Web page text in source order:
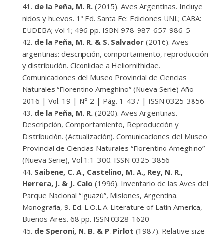
de la Peña, M. R. (2015). Aves Argentinas. Incluye
nidos y huevos. 1º Ed. Santa Fe: Ediciones UNL; CABA:
EUDEBA; Vol 1; 496 pp. ISBN 978-987-657-986-5
de la Peña, M. R. & S. Salvador (2016). Aves
argentinas: descripción, comportamiento, reproducción
y distribución. Ciconiidae a Heliornithidae.
Comunicaciones del Museo Provincial de Ciencias
Naturales “Florentino Ameghino” (Nueva Serie) Año
2016 | Vol. 19 | N° 2 | Pág. 1-437 | ISSN 0325-3856
de la Peña, M. R. (2020). Aves Argentinas.
Descripción, Comportamiento, Reproducción y
Distribución. (Actualización). Comunicaciones del Museo
Provincial de Ciencias Naturales “Florentino Ameghino”
(Nueva Serie), Vol 1:1-300. ISSN 0325-3856
Saibene, C. A., Castelino, M. A., Rey, N. R.,
Herrera, J. & J. Calo (1996). Inventario de las Aves del
Parque Nacional “Iguazú”, Misiones, Argentina.
Monografía, 9. Ed. L.O.L.A. Literature of Latin America,
Buenos Aires. 68 pp. ISSN 0328-1620
de Speroni, N. B. & P. Pirlot (1987). Relative size